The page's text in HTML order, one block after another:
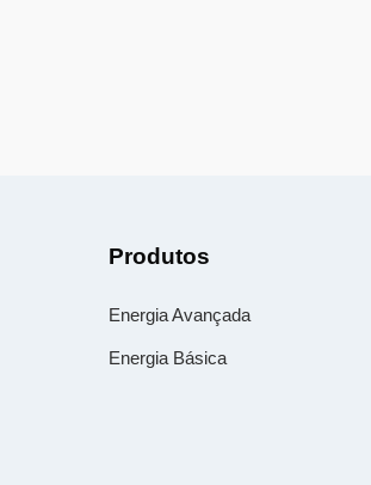
Produtos
Energia Avançada
Energia Básica